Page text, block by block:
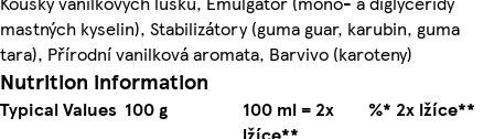
mastných kyselin), Stabilizátory (guma guar, karubin, guma
tara), Přírodní vanilková aromata, Barvivo (karoteny)
Nutrition information
Typical Values 100 g
100 ml = 2x
%* 2x lžíce**